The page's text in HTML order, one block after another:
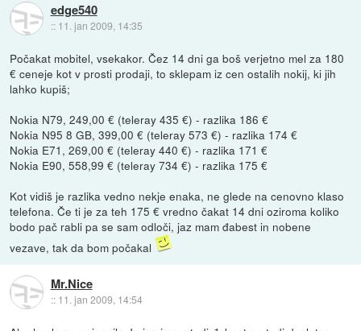
edge540
:: 11. jan 2009, 14:35
Počakat mobitel, vsekakor. Čez 14 dni ga boš verjetno mel za 180
€ ceneje kot v prosti prodaji, to sklepam iz cen ostalih nokij, ki jih
lahko kupiš;
Nokia N79, 249,00 € (teleray 435 €) - razlika 186 €
Nokia N95 8 GB, 399,00 € (teleray 573 €) - razlika 174 €
Nokia E71, 269,00 € (teleray 440 €) - razlika 171 €
Nokia E90, 558,99 € (teleray 734 €) - razlika 175 €
Kot vidiš je razlika vedno nekje enaka, ne glede na cenovno klaso
telefona. Če ti je za teh 175 € vredno čakat 14 dni oziroma koliko
bodo pač rabli pa se sam odloči, jaz mam đabest in nobene
vezave, tak da bom počakal
Mr.Nice
:: 11. jan 2009, 14:54